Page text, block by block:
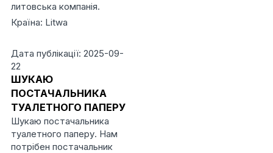
литовська компанія.
Країна: Litwa
Дата публікації: 2025-09-
22
ШУКАЮ
ПОСТАЧАЛЬНИКА
ТУАЛЕТНОГО ПАПЕРУ
Шукаю постачальника
туалетного паперу. Нам
потрібен постачальник